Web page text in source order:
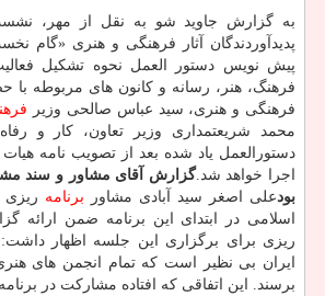
به گزارش جاوید شو به نقل از مهر،
پدیدآوردندگان آثار فرهنگی و هنری «گام
پیش نویس دستور العمل نحوه تشكیل
فرهنگ، هنر، رسانه و كانون های مربوطه با
فرهنگی و هنری، سید عباس صالحی وزیر
محمد شریعتمداری وزیر تعاون، كار و
دستورالعمل یاد شده بعد از تصویب نامه هیات
اجرا خواهد شد.گزارش آقای مشاور و سند
بودعلی اصغر سید آبادی مشاور برنامه ریزی
اسلامی در ابتدای این برنامه ضمن ارائه
ریزی برای برگزاری این جلسه اظهار داشت:
ایران بی نظیر است كه تمام انجمن های
برسند. این اتفاقی كه افتاده مشاركت در